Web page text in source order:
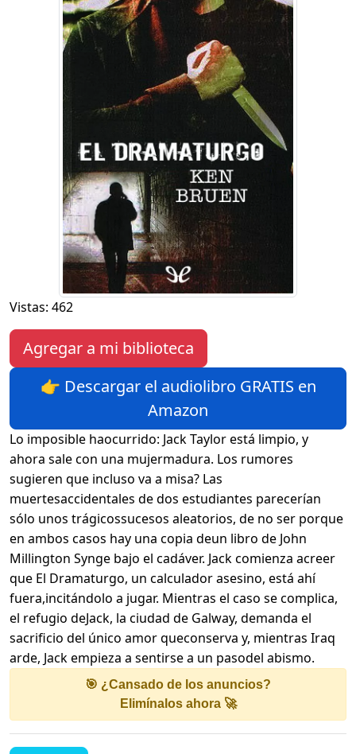
Vistas: 462
Agregar a mi biblioteca
👉 Descargar el audiolibro GRATIS en
Amazon
Lo imposible haocurrido: Jack Taylor está limpio, y
ahora sale con una mujermadura. Los rumores
sugieren que incluso va a misa? Las
muertesaccidentales de dos estudiantes parecerían
sólo unos trágicossucesos aleatorios, de no ser porque
en ambos casos hay una copia deun libro de John
Millington Synge bajo el cadáver. Jack comienza acreer
que El Dramaturgo, un calculador asesino, está ahí
fuera,incitándolo a jugar. Mientras el caso se complica,
el refugio deJack, la ciudad de Galway, demanda el
sacrificio del único amor queconserva y, mientras Iraq
arde, Jack empieza a sentirse a un pasodel abismo.
🎯 ¿Cansado de los anuncios?
Elimínalos ahora 🚀